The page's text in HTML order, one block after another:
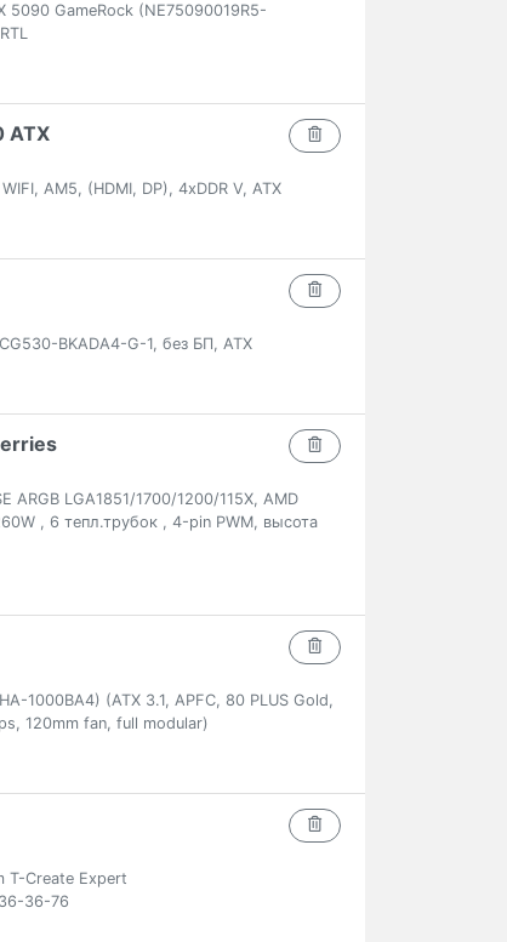
5090 GameRock (NE75090019R5-
ATX
AM5, (HDMI, DP), 4xDDR V, ATX
BKADA4-G-1, без БП, ATX
ARGB LGA1851/1700/1200/115X, AMD
, 6 тепл.трубок , 4-pin PWM, высота
1000BA4) (ATX 3.1, APFC, 80 PLUS Gold,
120mm fan, full modular)
T-Create Expert
36-76